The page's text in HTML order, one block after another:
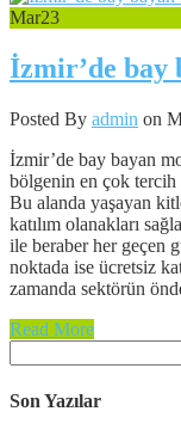
Mar23
İzmir’de bay
Posted By admin on
İzmir’de bay bayan
bölgenin en çok tercih
Bu alanda yaşayan
katılım olanakları
ile beraber her geçen
noktada ise ücretsiz
zamanda sektörün
Read More
Son Yazılar